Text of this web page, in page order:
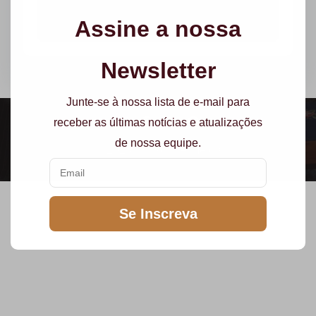
Assine a nossa
Newsletter
Junte-se à nossa lista de e-mail para
receber as últimas notícias e atualizações
de nossa equipe.
Se Inscreva
© 2023 | Priscila Almeida